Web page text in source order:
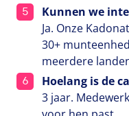
Kunnen we
Ja. Onze
30+
meerdere
Hoelang is de
3 jaar.